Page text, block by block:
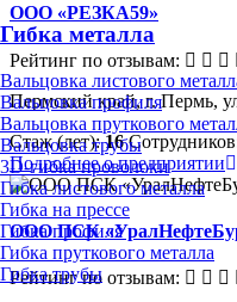
Гибка металла
Вальцовка листового
Вальцовка профиля
Вальцовка пруткового
Вальцовка трубы
3D-гибка проволоки
Гибка листового металла
Гибка на прессе
Гибка профиля
Гибка пруткового металла
Гибка трубы
ООО «РЕЗКА59»
Рейтинг по отзывам:
Пермский край, г. Пермь,
Стаж (лет):16
Подробнее о предприятии
ООО ПСК
Рейтинг по отзывам: